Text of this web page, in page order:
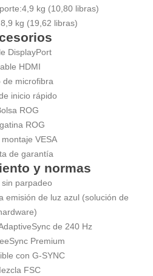
4,9 kg (10,80 libras)
8,9 kg (19,62 libras)
DisplayPort
HDMI
de microfibra
inicio rápido
ROG
ROG
montaje VESA
de garantía
y normas
sin parpadeo
emisión de luz azul (solución de
de 240 Hz
Premium
con G-SYNC
FSC